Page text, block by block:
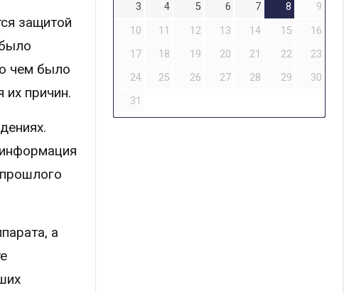
защитой
чем было
причин.
а
3
4 5 6 7 8
9
10
11 12 13 14 15
16
17
18 19 20 21 22
23
24
25 26 27 28 29
30
31